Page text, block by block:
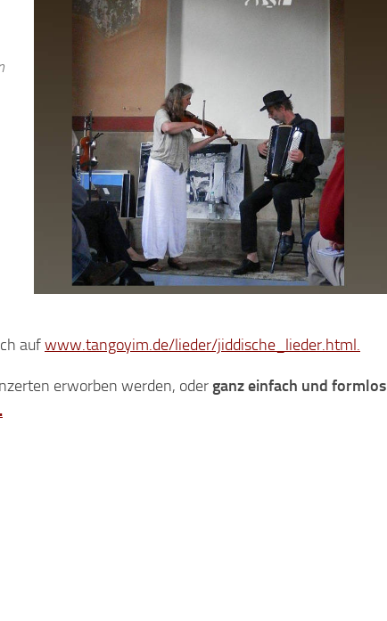
aufwww.tangoyim.de/lieder/jiddische_lieder.html.
erworben werden, oder ganz einfach und formlos